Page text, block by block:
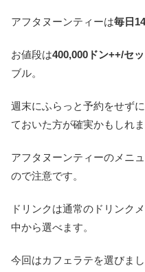
アフタヌーンティーは毎日
お値段は400,000ドン++/セッ
ブル。
週末にふらっと予約をせず
ておいた方が確実かもしれま
アフタヌーンティーのメニ
ので注意です。
ドリンクは通常のドリンク
中から選べます。
今回はカフェラテを選びま